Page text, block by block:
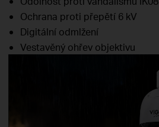
Ochrana proti přepětí 6 kV
Digitální odmlžení
Vestavěný ohřev objektivu